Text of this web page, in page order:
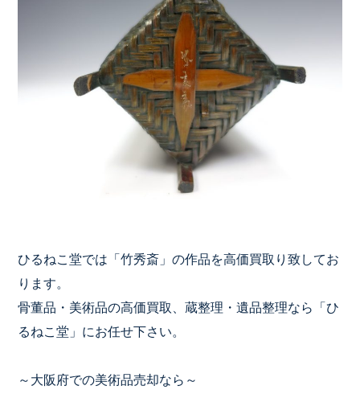
ひるねこ堂では「竹秀斎」の作品を高価買取り致してお
ります。
骨董品・美術品の高価買取、蔵整理・遺品整理なら「ひ
るねこ堂」にお任せ下さい。
～大阪府での美術品売却なら～